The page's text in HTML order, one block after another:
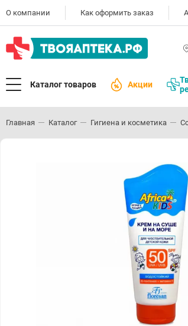
О компании Как оформить заказ
Каталог товаров Акции
Главная Каталог Гигиена и косметика